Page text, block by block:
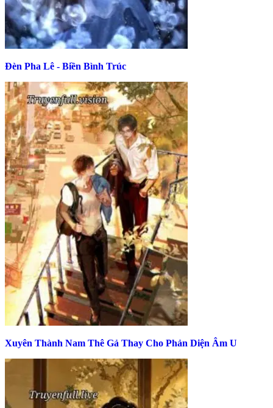
Đèn Pha Lê - Biền Bình Trúc
Xuyên Thành Nam Thê Gả Thay Cho Phản Diện Âm U